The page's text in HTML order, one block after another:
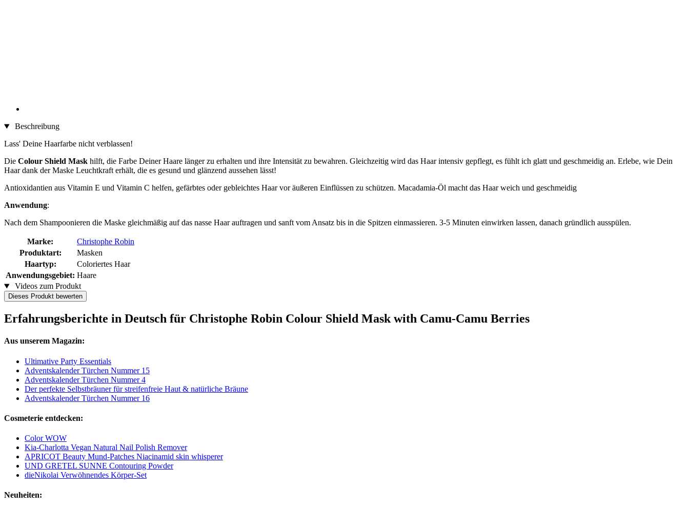
Beschreibung
Lass' Deine Haarfarbe nicht verblassen!
Die Colour Shield Mask hilft, die Farbe Deiner Haare länger zu erhalten und ihre Intensität zu bewahren. Gleichzeitig wird das Haar intensiv gepflegt, es fühlt ich glatt und geschmeidig an. Erlebe, wie Dein
Haar dank der Maske Leuchtkraft erhält, die es gesund und glänzend aussehen lässt!
Antioxidantien aus Vitamin E und Vitamin C helfen, gefärbtes oder gebleichtes Haar vor äußeren Einflüssen zu schützen. Macadamia-Öl macht das Haar weich und geschmeidig
Anwendung:
Nach dem Shampoonieren die Maske gleichmäßig auf das nasse Haar auftragen und sanft vom Ansatz bis in die Spitzen einmassieren. 3-5 Minuten einwirken lassen, danach gründlich ausspülen.
Marke:
Christophe Robin
Produktart:
Masken
Haartyp:
Coloriertes Haar
Anwendungsgebiet: Haare
Videos zum Produkt
Dieses Produkt bewerten
Erfahrungsberichte in Deutsch für Christophe Robin Colour Shield Mask with Camu-Camu Berries
Aus unserem Magazin:
Ultimative Party Essentials
Adventskalender Türchen Nummer 15
Adventskalender Türchen Nummer 4
Der perfekte Selbstbräuner für streifenfreie Haut & natürliche Bräune
Adventskalender Türchen Nummer 16
Cosmeterie entdecken:
Color WOW
Kia-Charlotta Vegan Natural Nail Polish Remover
APRICOT Beauty Mund-Patches Niacinamid skin whisperer
UND GRETEL SUNNE Contouring Powder
dieNikolai Verwöhnendes Körper-Set
Neuheiten: